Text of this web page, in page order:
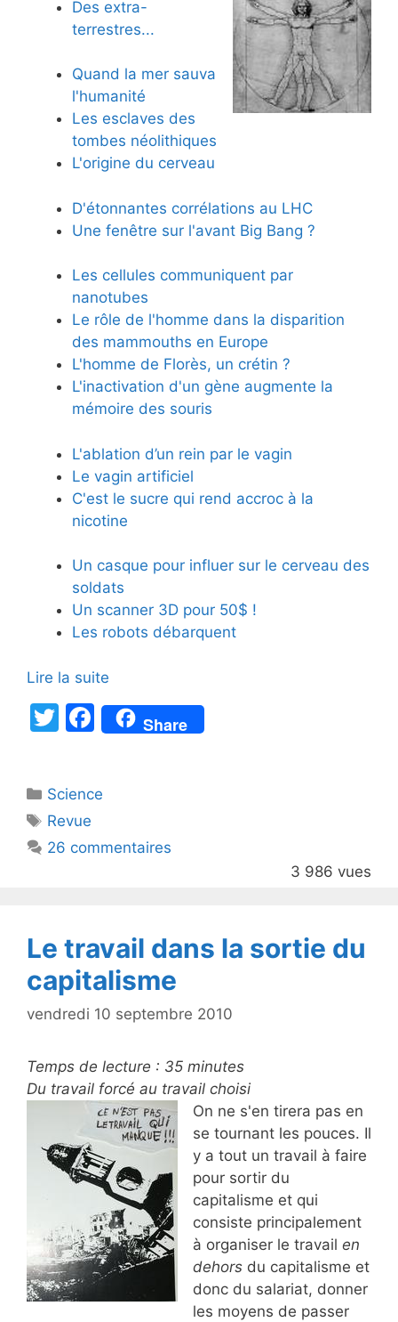
Des extra-
terrestres...
Quand la mer sauva
l'humanité
Les esclaves des
tombes néolithiques
L'origine du cerveau
D'étonnantes corrélations au LHC
Une fenêtre sur l'avant Big Bang ?
Les cellules communiquent par
nanotubes
Le rôle de l'homme dans la disparition
des mammouths en Europe
L'homme de Florès, un crétin ?
L'inactivation d'un gène augmente la
mémoire des souris
L'ablation d’un rein par le vagin
Le vagin artificiel
C'est le sucre qui rend accroc à la
nicotine
Un casque pour influer sur le cerveau des
soldats
Un scanner 3D pour 50$ !
Les robots débarquent
Lire la suite
T
er
F
a
e
o
Share
Catégories
Science
Étiquettes
Revue
26 commentaires
3 986 vues
Le travail dans la sortie du
capitalisme
vendredi 10 septembre 2010
Temps de lecture : 35 minutes
Du travail forcé au travail choisi
On ne s'en tirera pas en
se tournant les pouces. Il
y a tout un travail à faire
pour sortir du
capitalisme et qui
consiste principalement
à organiser le travail en
dehors du capitalisme et
donc du salariat, donner
les moyens de passer